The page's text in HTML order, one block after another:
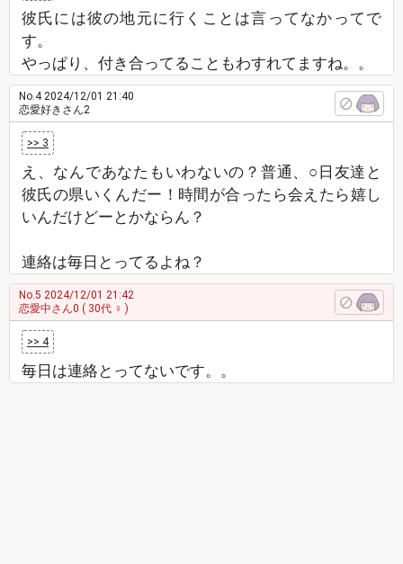
彼氏には彼の地元に行くことは言ってなかってで
す。
やっぱり、付き合ってることもわすれてますね。。
No.42024/12/01 21:40
恋愛好きさん2
>> 3
え、なんであなたもいわないの？普通、○日友達と
彼氏の県いくんだー！時間が合ったら会えたら嬉し
いんだけどーとかならん？
連絡は毎日とってるよね？
No.5 2024/12/01 21:42
恋愛中さん0 ( 30代 ♀ )
>> 4
毎日は連絡とってないです。。